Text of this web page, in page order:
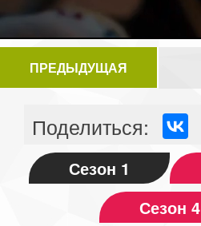
ПРЕДЫДУЩАЯ
Поделиться:
Сезон 1
Сезон 4